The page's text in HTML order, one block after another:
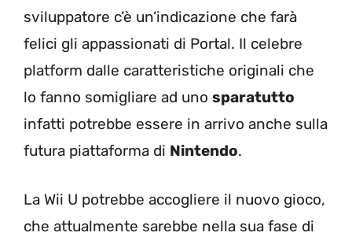
sviluppatore c’è un’indicazione che farà
felici gli appassionati di Portal. Il celebre
platform dalle caratteristiche originali che
lo fanno somigliare ad uno sparatutto
infatti potrebbe essere in arrivo anche sulla
futura piattaforma di Nintendo.
La Wii U potrebbe accogliere il nuovo gioco,
che attualmente sarebbe nella sua fase di